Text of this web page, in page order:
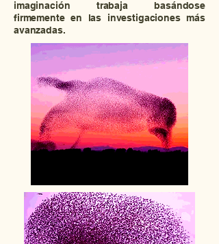
imaginación trabaja basándose
firmemente en las investigaciones más
avanzadas.